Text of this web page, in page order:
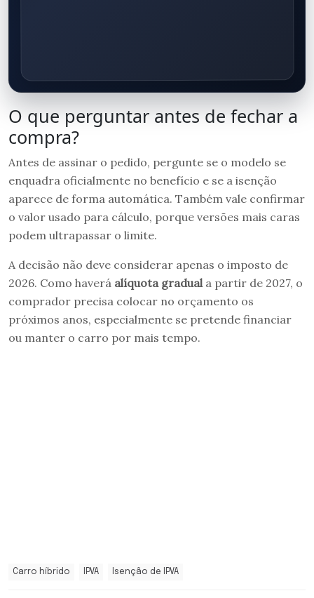
O que perguntar antes de fechar a
compra?
Antes de assinar o pedido, pergunte se o modelo se
enquadra oficialmente no benefício e se a isenção
aparece de forma automática. Também vale confirmar
o valor usado para cálculo, porque versões mais caras
podem ultrapassar o limite.
A decisão não deve considerar apenas o imposto de
2026. Como haverá alíquota graduala partir de 2027, o
comprador precisa colocar no orçamento os
próximos anos, especialmente se pretende financiar
ou manter o carro por mais tempo.
Carro híbrido IPVA Isenção de IPVA